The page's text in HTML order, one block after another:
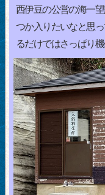
西伊豆の公営の海一
つか入りたいなと思
るだけではさっぱり